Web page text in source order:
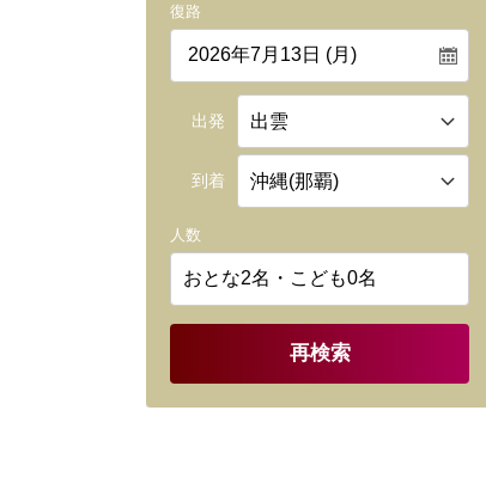
復路
出発
到着
人数
再検索